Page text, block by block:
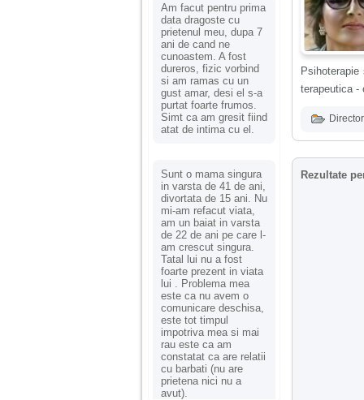
Am facut pentru prima
data dragoste cu
prietenul meu, dupa 7
ani de cand ne
cunoastem. A fost
dureros, fizic vorbind
si am ramas cu un
gust amar, desi el s-a
purtat foarte frumos.
Simt ca am gresit fiind
atat de intima cu el.
Sunt o mama singura
in varsta de 41 de ani,
divortata de 15 ani. Nu
mi-am refacut viata,
am un baiat in varsta
de 22 de ani pe care l-
am crescut singura.
Tatal lui nu a fost
foarte prezent in viata
lui . Problema mea
este ca nu avem o
comunicare deschisa,
este tot timpul
impotriva mea si mai
rau este ca am
constatat ca are relatii
cu barbati (nu are
prietena nici nu a
avut).
terapeutica -
Rezultate